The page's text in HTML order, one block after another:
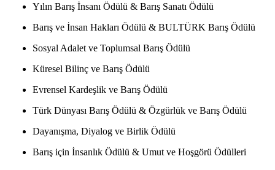
Yılın Barış İnsanı Ödülü & Barış Sanatı Ödülü
Barış ve İnsan Hakları Ödülü & BULTÜRK Barış Ödülü
Sosyal Adalet ve Toplumsal Barış Ödülü
Küresel Bilinç ve Barış Ödülü
Evrensel Kardeşlik ve Barış Ödülü
Türk Dünyası Barış Ödülü & Özgürlük ve Barış Ödülü
Dayanışma, Diyalog ve Birlik Ödülü
Barış için İnsanlık Ödülü & Umut ve Hoşgörü Ödülleri